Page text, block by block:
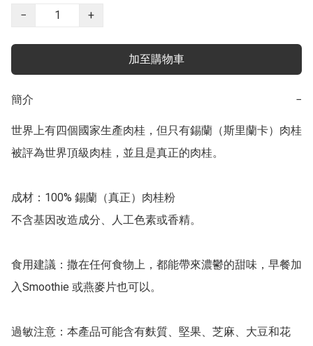
−
+
加至購物車
簡介 −
世界上有四個國家生產肉桂，但只有錫蘭（斯里蘭卡）肉桂
被評為世界頂級肉桂，並且是真正的肉桂。
成材：100% 錫蘭（真正）肉桂粉
不含基因改造成分、人工色素或香精。
食用建議：撒在任何食物上，都能帶來濃鬱的甜味，早餐加
入Smoothie 或燕麥片也可以。
過敏注意：本產品可能含有麩質、堅果、芝麻、大豆和花